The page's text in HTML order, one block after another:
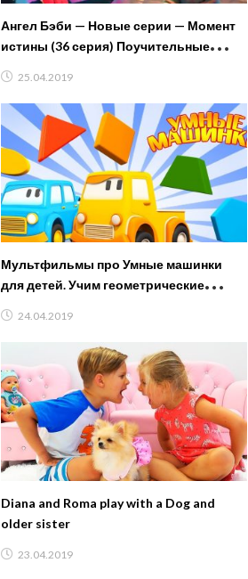
Ангел Бэби — Новые серии — Момент
истины (36 серия) Поучительные
25.04.2019
Мультфильмы про Умные машинки
для детей. Учим геометрические
24.04.2019
Diana and Roma play with a Dog and
older sister
23.04.2019